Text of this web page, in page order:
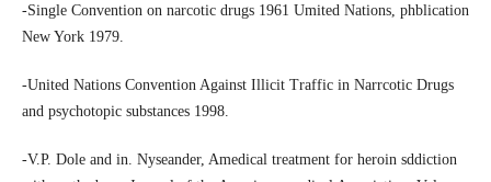
-Single Convention on narcotic drugs 1961 Umited Nations, phblication
New York 1979.
-United Nations Convention Against Illicit Traffic in Narrcotic Drugs
and psychotopic substances 1998.
-V.P. Dole and in. Nyseander, Amedical treatment for heroin sddiction